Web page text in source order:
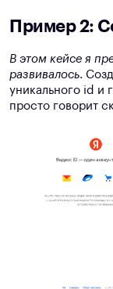
Пример 2:
В этом кейсе я
развивалось.
уникального id и
просто говорит